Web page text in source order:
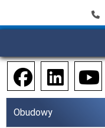
Obudowy